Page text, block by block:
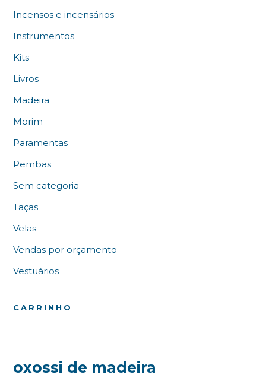
Incensos e incensários
Instrumentos
Kits
Livros
Madeira
Morim
Paramentas
Pembas
Sem categoria
Taças
Velas
Vendas por orçamento
Vestuários
CARRINHO
oxossi de madeira